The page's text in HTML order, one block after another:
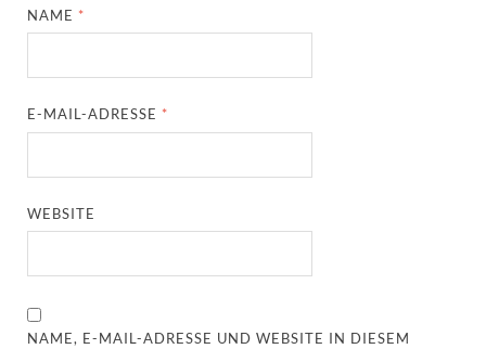
NAME *
E-MAIL-ADRESSE *
WEBSITE
NAME, E-MAIL-ADRESSE UND WEBSITE IN DIESEM